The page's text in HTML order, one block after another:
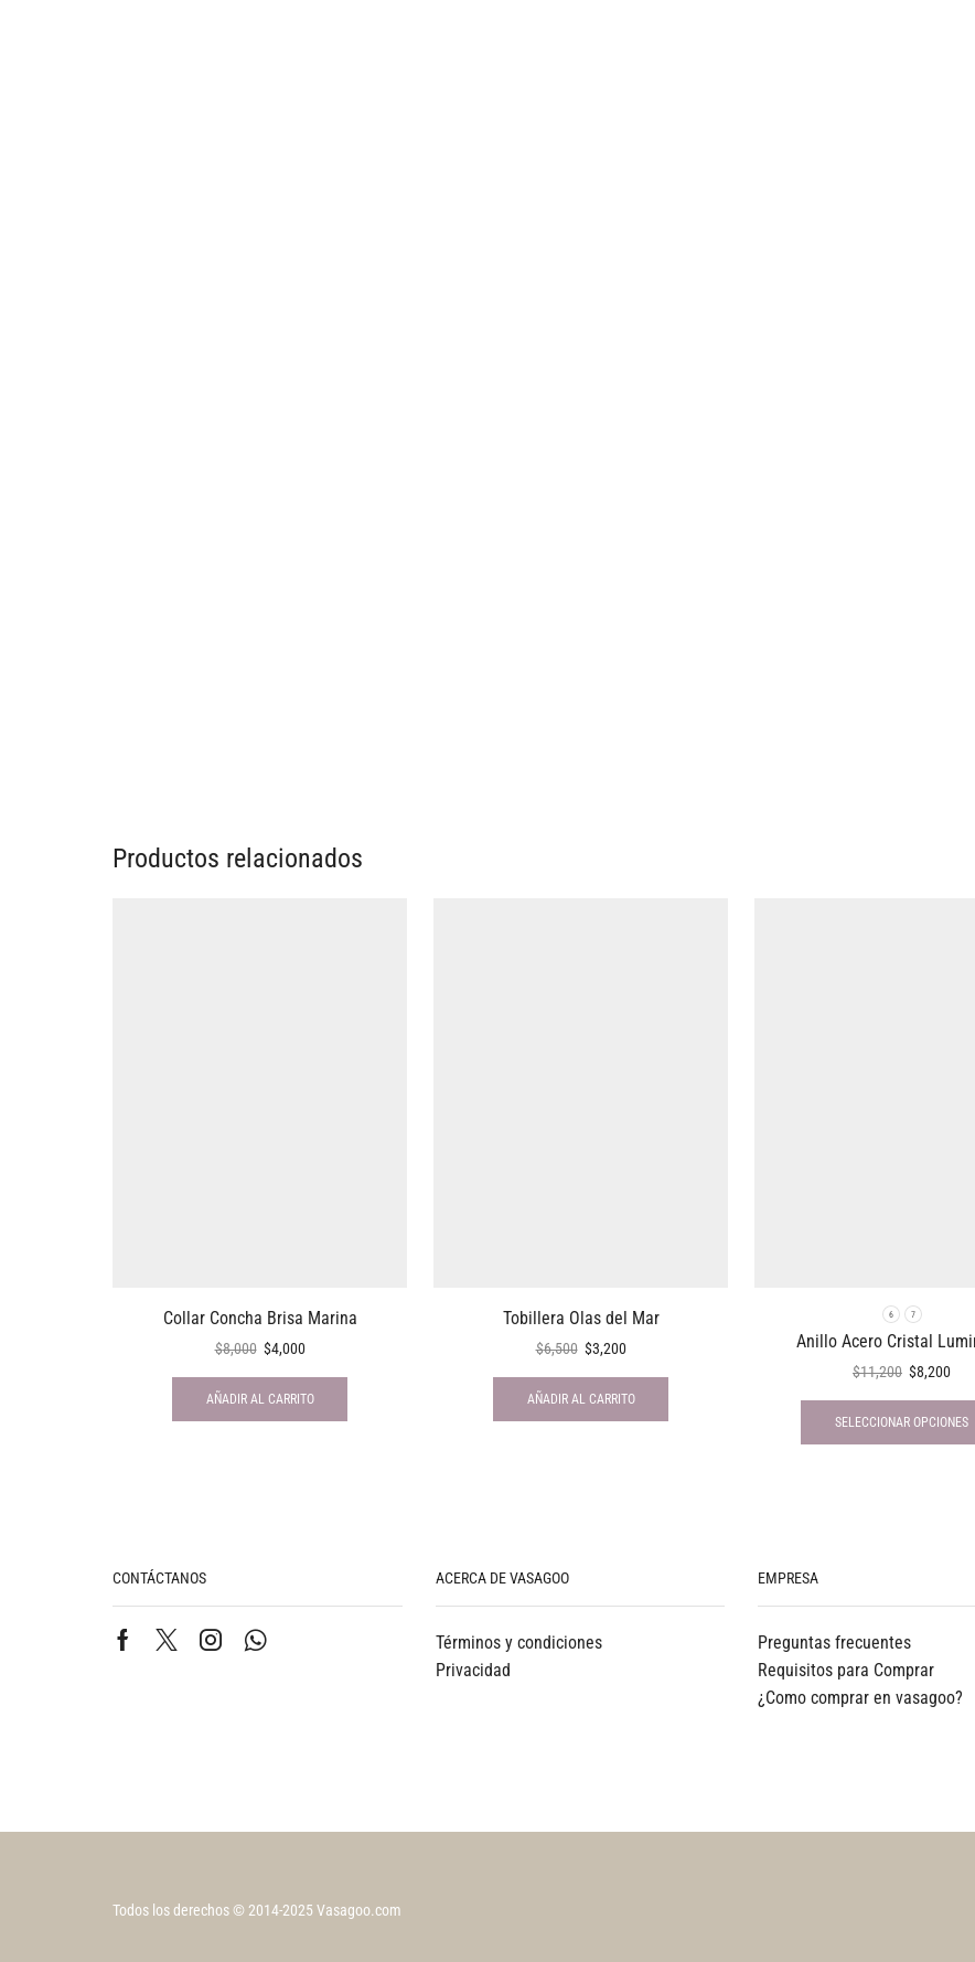
Productos relacionados
Collar Concha Brisa Marina
$8,000 $4,000
AÑADIR AL CARRITO
Tobillera Olas del Mar
$6,500 $3,200
AÑADIR AL CARRITO
6 7
Anillo Acero Cristal
$11,200 $8,200
SELECCIONAR OPCIONES
CONTÁCTANOS ACERCA DE VASAGOO
Términos y condiciones
Privacidad
EMPRESA
Preguntas frecuentes
Requisitos para Comprar
¿Como comprar en vasagoo?
Todos los derechos © 2014-2025 Vasagoo.com